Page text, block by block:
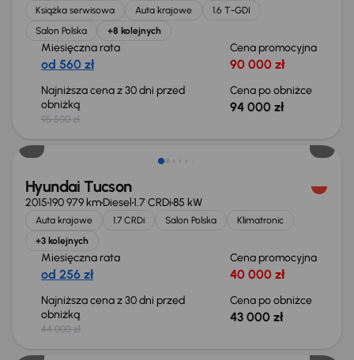
Książka serwisowa Auta krajowe
1.6 T-GDI
Salon Polska
+8 kolejnych
Miesięczna rata
od 560 zł
Cena promocyjna
90 000 zł
Najniższa cena z 30 dni przed
obniżką
95 500 zł
Cena po obniżce
94 000 zł
Taniej o 1 000 zł
Hyundai Tucson
2015190 979 kmDiesel1.7 CRDi85 kW
Auta krajowe 1.7 CRDi Salon Polska
Klimatronic
+3 kolejnych
Miesięczna rata
od 256 zł
Cena promocyjna
40 000 zł
Najniższa cena z 30 dni przed
obniżką
44 000 zł
Cena po obniżce
43 000 zł
Taniej o 1 000 zł